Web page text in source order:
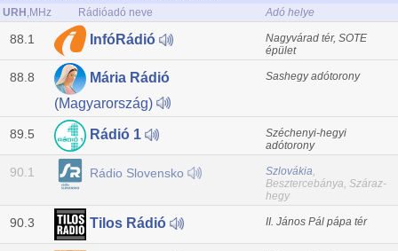
URH ,MHz Rádióadó neve Adó helye
88.1 InfóRádió
Nagyvárad tér, SOTE
épület
88.8
Mária Rádió
(Magyarország)
Sashegy adótorony
89.5 Rádió 1
Széchenyi-hegyi
adótorony
90.1 Rádio Slovensko Szlovákia,
Besztercebánya, Száraz-
hegy
90.3 Tilos Rádió II. János Pál pápa tér